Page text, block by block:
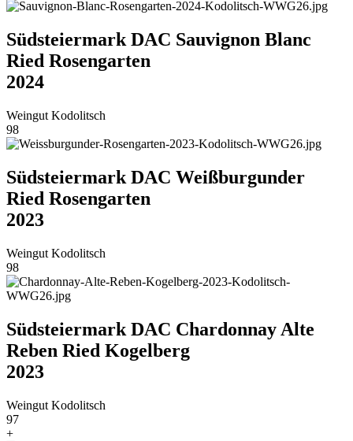
Südsteiermark DAC Sauvignon Blanc
Ried Rosengarten
2024
Weingut Kodolitsch
98
Südsteiermark DAC Weißburgunder
Ried Rosengarten
2023
Weingut Kodolitsch
98
Südsteiermark DAC Chardonnay Alte
Reben Ried Kogelberg
2023
Weingut Kodolitsch
97
+